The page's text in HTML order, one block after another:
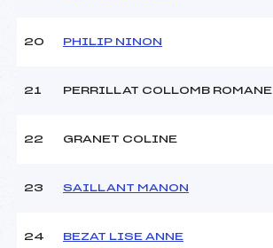
20 PHILIP NINON
21 PERRILLAT COLLOMB ROMANE
22 GRANET COLINE
23 SAILLANT MANON
24 BEZAT LISE ANNE